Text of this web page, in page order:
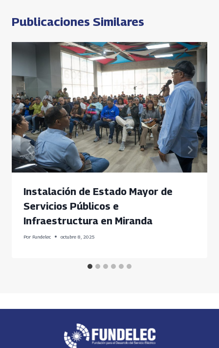
Publicaciones Similares
Instalación de Estado Mayor de
Servicios Públicos e
Infraestructura en Miranda
Por Fundelec octubre 8, 2025